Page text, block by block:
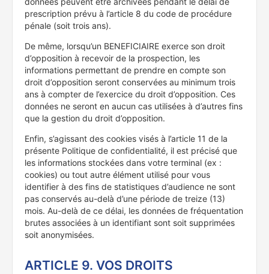
prescription prévu à l’article 8 du code de procédure
pénale (soit trois ans).
De même, lorsqu’un BENEFICIAIRE exerce son droit
d’opposition à recevoir de la prospection, les
informations permettant de prendre en compte son
droit d’opposition seront conservées au minimum trois
ans à compter de l’exercice du droit d’opposition. Ces
données ne seront en aucun cas utilisées à d’autres fins
que la gestion du droit d’opposition.
Enfin, s’agissant des cookies visés à l’article 11 de la
présente Politique de confidentialité, il est précisé que
les informations stockées dans votre terminal (ex :
cookies) ou tout autre élément utilisé pour vous
identifier à des fins de statistiques d’audience ne sont
pas conservés au-delà d’une période de treize (13)
mois. Au-delà de ce délai, les données de fréquentation
brutes associées à un identifiant sont soit supprimées
soit anonymisées.
ARTICLE 9. VOS DROITS